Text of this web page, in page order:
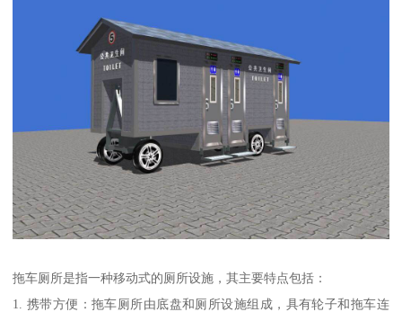
拖车厕所是指一种移动式的厕所设施，其主要特点包括：
1. 携带方便：拖车厕所由底盘和厕所设施组成，具有轮子和拖车连